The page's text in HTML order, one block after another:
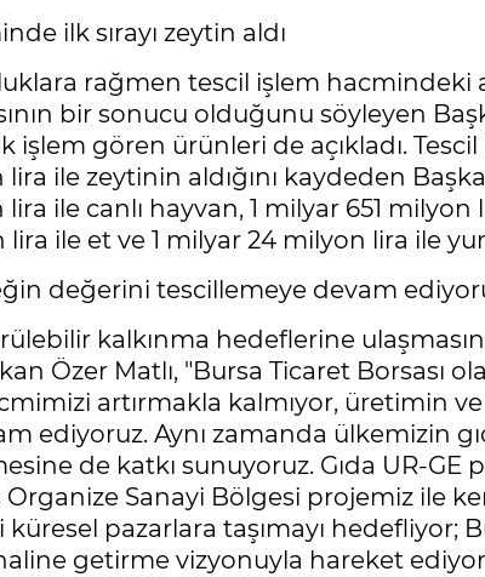
ilk sırayı zeytin aldı
rağmen tescil işlem hacmindeki
bir sonucu olduğunu söyleyen
işlem gören ürünleri de açıkladı. Tescil
ile zeytinin aldığını kaydeden
ile canlı hayvan, 1 milyar 651 milyon
lira ile et ve 1 milyar 24 milyon lira ile
değerini tescillemeye devam
kalkınma hedeflerine
Özer Matlı, "Bursa Ticaret Borsası
artırmakla kalmıyor, üretimin
ediyoruz. Aynı zamanda ülkemizin
de katkı sunuyoruz. Gıda UR-GE
Organize Sanayi Bölgesi projemiz ile
pazarlara taşımayı hedefliyor;
getirme vizyonuyla hareket